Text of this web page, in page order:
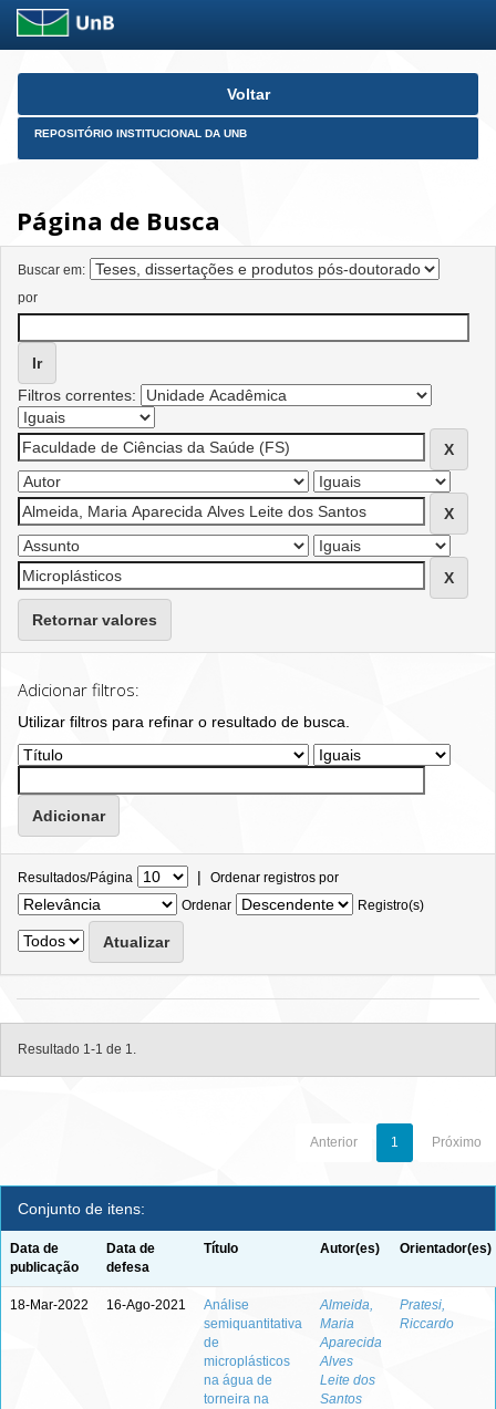
Skip
Voltar
REPOSITÓRIO INSTITUCIONAL DA UNB
Página de Busca
Buscar em:
por
Filtros correntes:
Retornar valores
Adicionar filtros:
Utilizar filtros para refinar o resultado de busca.
Resultados/Página | Ordenar registros por
Ordenar
Registro(s)
Resultado 1-1 de 1.
Anterior 1 Próximo
Conjunto de itens:
Data de
publicação
Data de
defesa
Título Autor(es) Orientador(es)
18-Mar-2022 16-Ago-2021
Análise
semiquantitativa
de
microplásticos
na água de
torneira na
Almeida,
Maria
Aparecida
Alves
Leite dos
Santos
Pratesi,
Riccardo